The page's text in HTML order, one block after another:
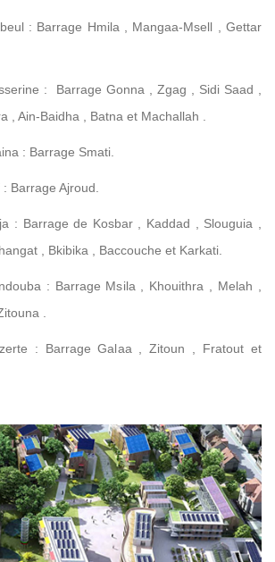
: Barrage Hmila , Mangaa-Msell , Gettar
: Barrage Gonna , Zgag , Sidi Saad ,
, Ain-Baidha , Batna et Machallah .
: Barrage Smati.
Barrage Ajroud.
: Barrage de Kosbar , Kaddad , Slouguia ,
, Bkibika , Baccouche et Karkati.
: Barrage Msila , Khouithra , Melah ,
.
: Barrage Galaa , Zitoun , Fratout et